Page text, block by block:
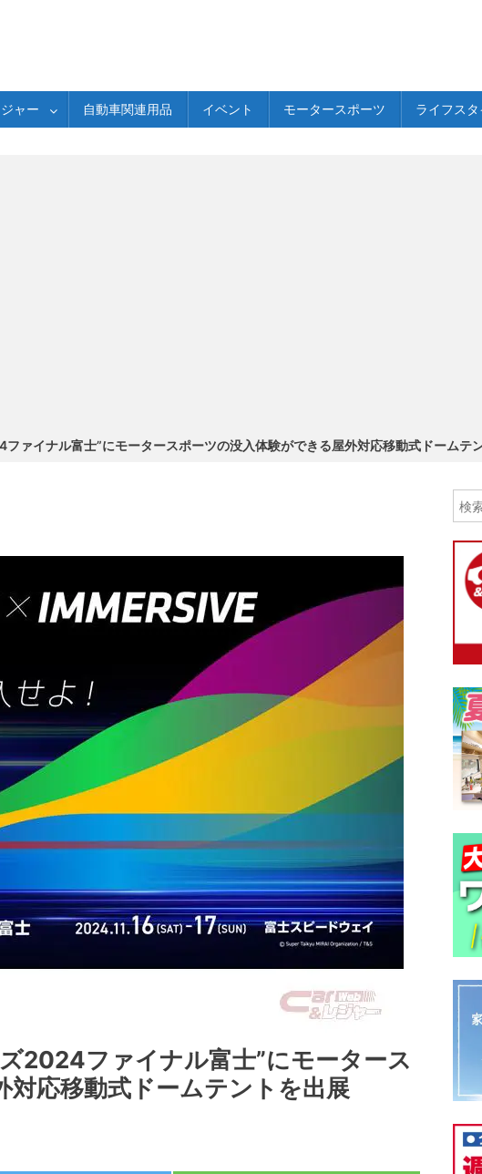
ャー 自動車関連用品 イベント モータースポーツ ライフス
ファイナル富士”にモータースポーツの没入体験ができる屋外対応移動式ドームテ
2024ファイナル富士”にモータース
応移動式ドームテントを出展